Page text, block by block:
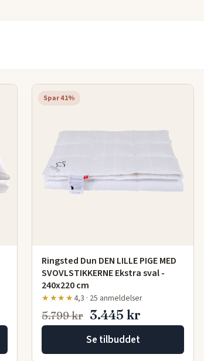
Spar 41%
Ringsted Dun DEN LILLE PIGE MED
SVOVLSTIKKERNE Ekstra sval -
240x220 cm
★★★★4,3 · 25 anmeldelser
5.799 kr 3.445 kr
Se tilbuddet